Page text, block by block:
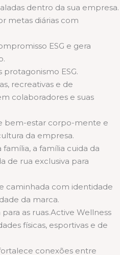
dentro da sua empresa.
metas diárias com
ESG e gera
protagonismo ESG.
recreativas e de
colaboradores e suas
bem-estar corpo-mente e
da empresa.
a família cuida da
de rua exclusiva para
caminhada com identidade
da marca.
as ruas.Active Wellness
físicas, esportivas e de
conexões entre